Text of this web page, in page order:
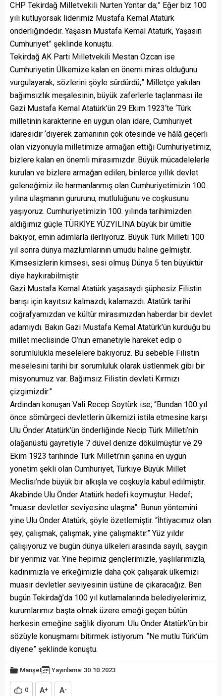
CHP Tekirdağ Milletvekili Nurten Yontar da;” Eğer biz 100
yılı kutluyorsak liderimiz Mustafa Kemal Atatürk
önderliğindedir. Yaşasın Mustafa Kemal Atatürk, Yaşasın
Cumhuriyet” şeklinde konuştu.
Tekirdağ AK Parti Milletvekili Mestan Özcan ise
Cumhuriyetin Ülkemize kalan en önemi miras olduğunu
vurgulayarak, sözlerini şöyle sürdürdü;” Milletçe yakılan
bağımsızlık meşalesinin, büyük zaferlerle taçlanması ile
Gazi Mustafa Kemal Atatürk’ün 29 Ekim 1923‘te ‘Türk
milletinin karakterine en uygun olan idare, Cumhuriyet
idaresidir ‘diyerek zamanının çok ötesinde ve hâlâ geçerli
olan vizyonuyla milletimize armağan ettiği Cumhuriyetimiz,
bizlere kalan en önemli mirasımızdır. Büyük mücadelelerle
kurulan ve bizlere armağan edilen, binlerce yıllık devlet
geleneğimiz ile harmanlanmış olan Cumhuriyetimizin 100.
yılına ulaşmanın gururunu, mutluluğunu ve coşkusunu
yaşıyoruz. Cumhuriyetimizin 100. yılında tarihimizden
aldığımız güçle TÜRKİYE YÜZYILINA büyük bir ümitle
bakıyor, emin adımlarla ilerliyoruz. Büyük Türk Milleti 100
yıl sonra dünya mazlumlarının umudu haline gelmiştir.
Kimsesizlerin kimsesi, sesi olmuş Dünya 5 ten büyüktür
diye haykırabilmiştir.
Gazi Mustafa Kemal Atatürk yaşasaydı şüphesiz Filistin
barışı için kayıtsız kalmazdı, kalamazdı. Atatürk tarihi
coğrafyamızdan ve kültür mirasımızdan haberdar bir devlet
adamıydı. Bakın Gazi Mustafa Kemal Atatürk’ün kurduğu bu
millet meclisinde O’nun emanetiyle hareket edip o
sorumlulukla meselelere bakıyoruz. Bu sebeble Filistin
meselesini tarihi bir sorumluluk olarak üstlenmek gibi bir
misyonumuz var. Bağımsız Filistin devleti Kırmızı
çizgimizdir.”
Ardından konuşan Vali Recep Soytürk ise; “Bundan 100 yıl
önce sömürgeci devletlerin ülkemizi istila etmesine karşı
Ulu Önder Atatürk’ün önderliğinde Necip Türk Milleti’nin
olağanüstü gayretiyle 7 düvel denize dökülmüştür ve 29
Ekim 1923 tarihinde Türk Milleti’nin şanına en uygun
yönetim şekli olan Cumhuriyet, Türkiye Büyük Millet
Meclisi’nde büyük bir alkışla ve coşkuyla kabul edilmiştir.
Akabinde Ulu Önder Atatürk hedefi koymuştur. Hedef;
“muasır devletler seviyesine ulaşma”. Bunun yöntemini
yine Ulu Önder Atatürk, şöyle özetlemiştir. “İhtiyacımız olan
şey; çalışmak, çalışmak, yine çalışmaktır.” Yüz yıldır
çalışıyoruz ve bugün dünya ülkeleri arasında sayılı, saygın
bir yerimiz var. Yine hepimiz gençlerimizle, yaşlılarımızla,
kadınımızla ve erkeğimizle daha çok çalışarak ülkemizi
muasır devletler seviyesinin üstüne de çıkaracağız. Ben
bugün Tekirdağ’da 100 yıl kutlamalarında belediyelerimiz,
kurumlarımız başta olmak üzere emeği geçen bütün
herkesin emeğine sağlık diyorum. Ulu Önder Atatürk’ün bir
sözüyle konuşmamı bitirmek istiyorum. “Ne mutlu Türk’üm
diyene” şeklinde konuştu.
Manşet Yayınlama: 30.10.2023
0 A+ A-